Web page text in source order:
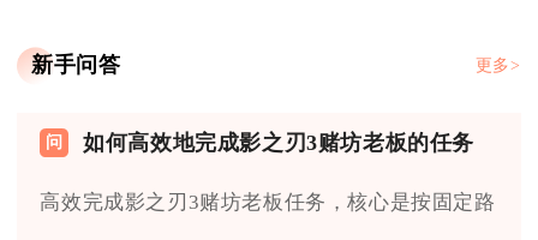
新手问答 更多>
如何高效地完成影之刃3赌坊老板的任务
高效完成影之刃3赌坊老板任务，核心是按固定路